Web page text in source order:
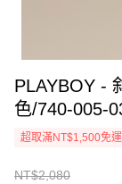
PLAYBOY -
色/740-005-
超取滿NT$1,500免運
NT$2,080